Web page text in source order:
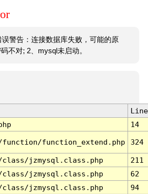
误警告：连接数据库失败，可能的原
不对; 2、mysql未启动。
Line
14
function/function_extend.php 324
class/jzmysql.class.php
211
class/jzmysql.class.php
62
class/jzmysql.class.php
94